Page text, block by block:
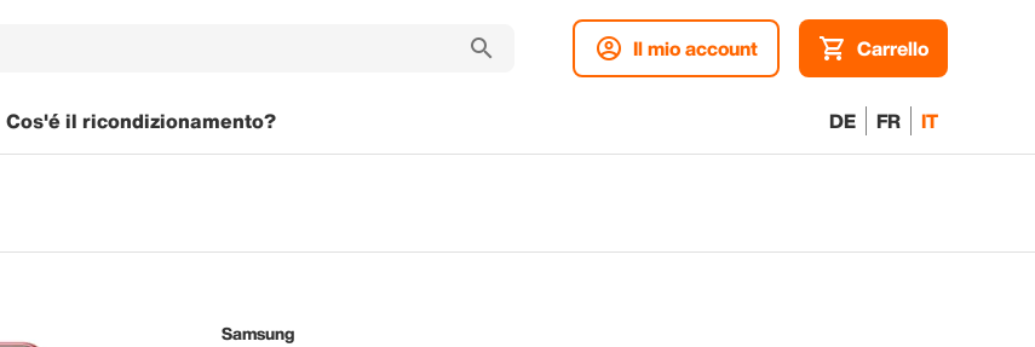
Il mio account Carrello
DE FR IT
Cos'é il ricondizionamento?
Samsung